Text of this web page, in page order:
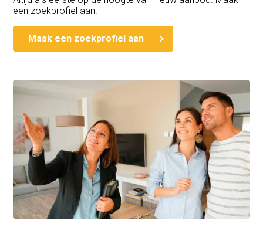
een zoekprofiel aan!
Maak een zoekprofiel aan